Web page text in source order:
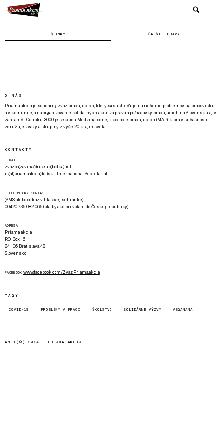
ČLÁNKY ĎALŠIE SPRÁVY
O NÁS
Priama akcia je solidárny zväz pracujúcich, ktorý sa sústreďuje na riešenie problémov na pracovisku
a v komunite, a na organizovanie solidárnych akcií za práva a požiadavky pracujúcich na Slovensku aj v
zahraničí. Od roku 2000 je sekciou Medzinárodnej asociácie pracujúcich (MAP), ktorá v súčasnosti
združuje zväzy a skupiny z vyše 20 krajín sveta.
KONTAKTY
E-MAIL
zvazpa(zavináč)riseup(bodka)net
is(at)priamaakcia(dot)sk - International Secretariat
TELEFONICKÝ KONTAKT
(SMS alebo odkaz v hlasovej schránke):
00420 735 082 065 (platby ako pri volaní do Českej republiky)
ADRESA
Priama akcia
P.O. Box 16
841 06 Bratislava 48
Slovensko
FACEBOOK www.facebook.com/Zvaz.Priama.akcia
TAGY
COVID-19 PROBLÉMY V PRÁCI ŠKOLSTVO SOLIDÁRNE VÝZVY VEGANANA
ANTI(©) 2024 - PRIAMA AKCIA